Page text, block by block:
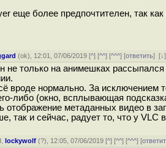
еще более предпочтителен, так
(ok), 12:01, 07/06/2019 [^] [^^] [^^^] [ответить][↓
не только на анимешках
вроде нормально. За исключением
либо (окно, всплывающая
отображение метаданных видео в
так и сейчас, радует то, что у
,lockywolf (?), 12:05, 07/06/2019 [^] [^^] [^^^] [